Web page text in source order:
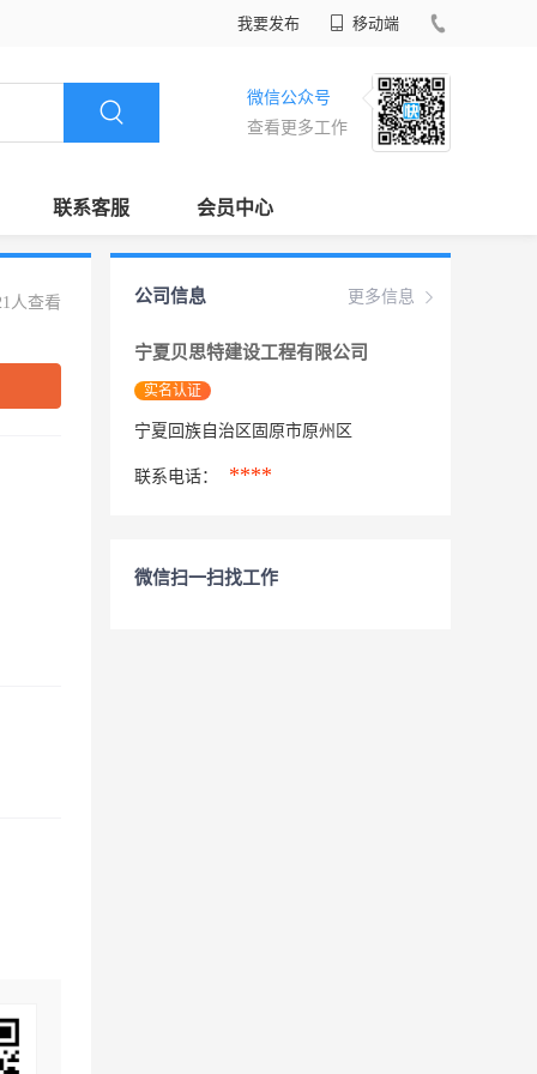
我要发布 移动端
微信公众号
查看更多工作
联系客服 会员中心
人查看 更多信息
公司信息
宁夏贝思特建设工程有限公司
实名认证
宁夏回族自治区固原市原州区
联系电话： ****
微信扫一扫找工作